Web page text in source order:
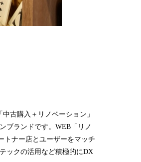
古購入＋リノベーション」
ブランドです。WEB「リノ
トナー店とユーザーをマッチ
ックの活用など積極的にDX